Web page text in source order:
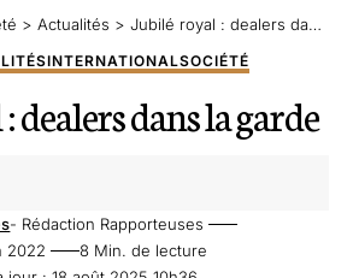
> Actualités > Jubilé royal : dealers dans la garde
INTERNATIONALSOCIÉTÉ
dealers dans la garde
- Rédaction Rapporteuses
2022
8 Min. de lecture